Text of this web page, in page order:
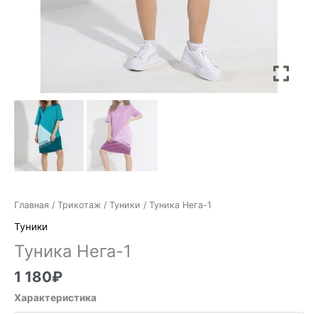
Главная / Трикотаж / Туники / Туника Нега-1
Туники
Туника Нега-1
1 180₽
Характеристика